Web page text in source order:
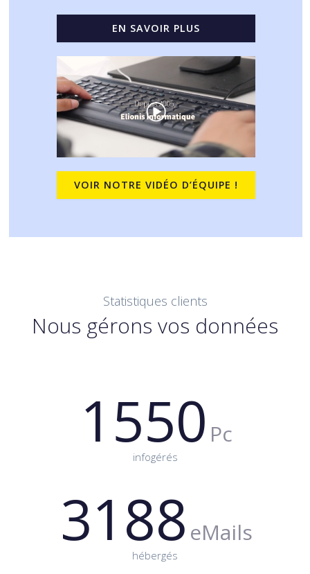
EN SAVOIR PLUS
VOIR NOTRE VIDÉO D’ÉQUIPE !
Statistiques clients
Nous gérons vos données
1550 Pc
infogérés
3188 eMails
hébergés